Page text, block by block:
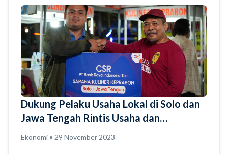
Dukung Pelaku Usaha Lokal di Solo dan
Jawa Tengah Rintis Usaha dan
Kembangkan Bisnis Lebih Baik, Bank
Ekonomi • 29 November 2023